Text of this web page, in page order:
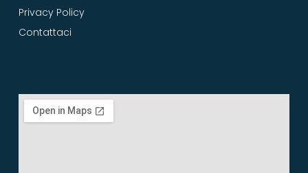
Privacy Policy
Contattaci